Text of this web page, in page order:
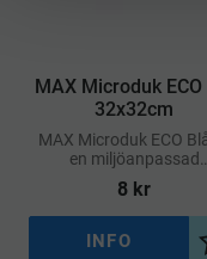
MAX Microduk ECO
32x32cm
MAX Microduk ECO
en miljöanpassad
mikrofiberduk med bra
kvalitet och funktion
8 kr
INFO